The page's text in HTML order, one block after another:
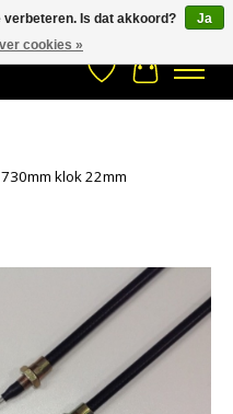
een Whatsapp bericht
Verlanglijst
klok 22mm
verbeteren. Is dat akkoord?
Ja
cookies »